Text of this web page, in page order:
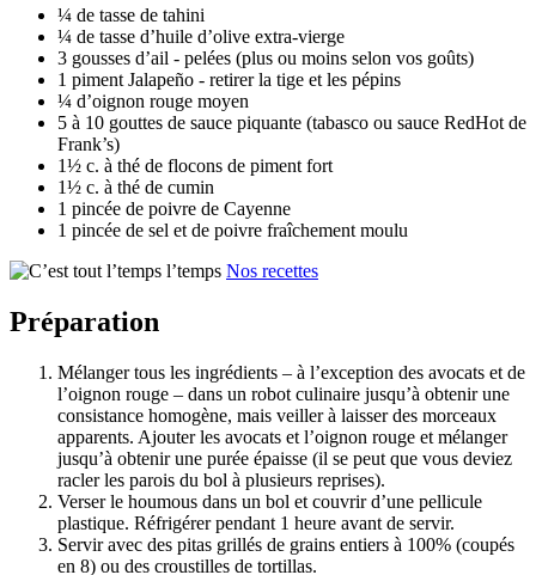
¼ de tasse de tahini
¼ de tasse d’huile d’olive extra-vierge
3 gousses d’ail - pelées (plus ou moins selon vos goûts)
1 piment Jalapeño - retirer la tige et les pépins
¼ d’oignon rouge moyen
5 à 10 gouttes de sauce piquante (tabasco ou sauce RedHot de
Frank’s)
1½ c. à thé de flocons de piment fort
1½ c. à thé de cumin
1 pincée de poivre de Cayenne
1 pincée de sel et de poivre fraîchement moulu
Nos recettes
Préparation
Mélanger tous les ingrédients – à l’exception des avocats et de
l’oignon rouge – dans un robot culinaire jusqu’à obtenir une
consistance homogène, mais veiller à laisser des morceaux
apparents. Ajouter les avocats et l’oignon rouge et mélanger
jusqu’à obtenir une purée épaisse (il se peut que vous deviez
racler les parois du bol à plusieurs reprises).
Verser le houmous dans un bol et couvrir d’une pellicule
plastique. Réfrigérer pendant 1 heure avant de servir.
Servir avec des pitas grillés de grains entiers à 100% (coupés
en 8) ou des croustilles de tortillas.